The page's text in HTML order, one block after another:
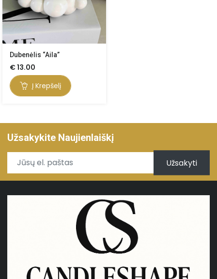
Dubenėlis “Aila”
€13.00
Į Krepšelį
Užsakykite Naujienlaiškį
Užsakyti